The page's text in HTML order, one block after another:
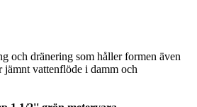
och dränering som håller formen även
jämnt vattenflöde i damm och